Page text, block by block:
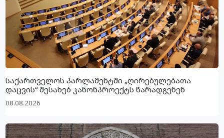
საქართველოს პარლამენტში „ღირებულებათა
დაცვის“ შესახებ კანონპროექტს წარადგენენ
08.08.2026